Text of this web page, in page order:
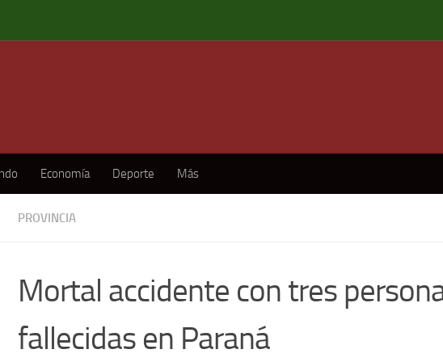
Economía Deporte Más
PROVINCIA
Mortal accidente con tres
fallecidas en Paraná